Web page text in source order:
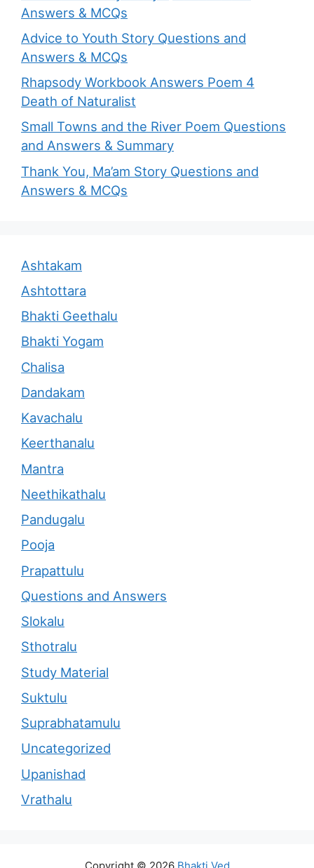
Answers & MCQs
Advice to Youth Story Questions and
Answers & MCQs
Rhapsody Workbook Answers Poem 4
Death of Naturalist
Small Towns and the River Poem Questions
and Answers & Summary
Thank You, Ma’am Story Questions and
Answers & MCQs
Ashtakam
Ashtottara
Bhakti Geethalu
Bhakti Yogam
Chalisa
Dandakam
Kavachalu
Keerthanalu
Mantra
Neethikathalu
Pandugalu
Pooja
Prapattulu
Questions and Answers
Slokalu
Sthotralu
Study Material
Suktulu
Suprabhatamulu
Uncategorized
Upanishad
Vrathalu